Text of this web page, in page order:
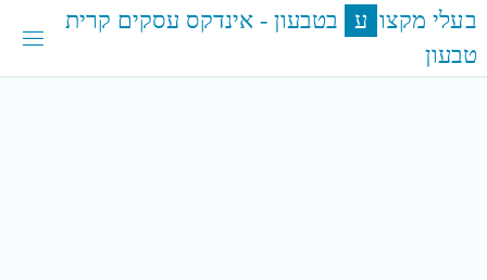
דלגו
בעלי מקצו ע בטבעון - אינדקס עסקים קרית
טבעון